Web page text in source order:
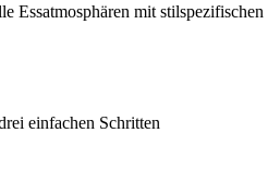
Essatmosphären mit stilspezifischen
einfachen Schritten